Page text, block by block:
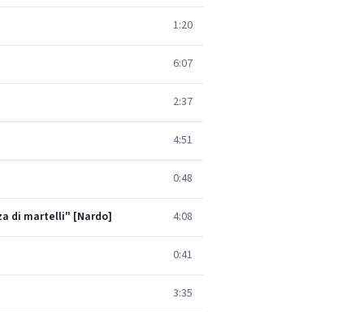
1:20
6:07
2:37
4:51
0:48
di martelli" [Nardo] 4:08
0:41
3:35